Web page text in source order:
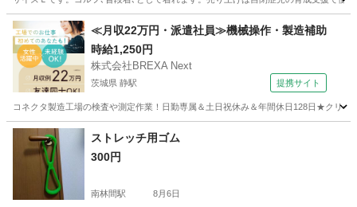
神奈川 横須賀市 野球
≪月収22万円・派遣社員≫機械操作・製造補助
時給1,250円
株式会社BREXA Next
茨城県 静駅 提携サイト
コネクタ製造工場の検査や測定作業！日勤専属＆土日祝休み＆年間休日128日★クリ
茨城 常陸大宮市 その他
ストレッチ用ゴム
300円
南林間駅 8月6日